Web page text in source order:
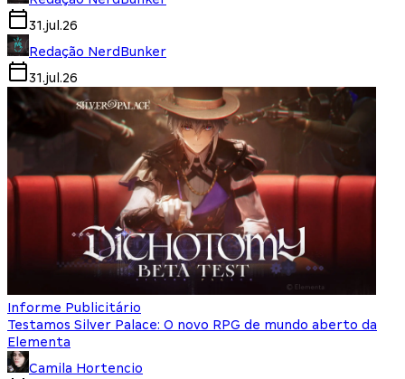
31.jul.26
Redação NerdBunker
31.jul.26
Informe Publicitário
Testamos Silver Palace: O novo RPG de mundo aberto da
Elementa
Camila Hortencio